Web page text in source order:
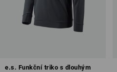
e.s. Funkční triko s dlouhým